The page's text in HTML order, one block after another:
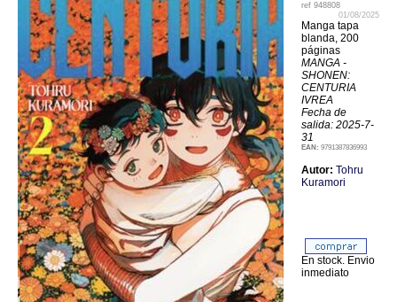
ref 948808
01/08/2025
Manga tapa
blanda, 200
páginas
MANGA -
SHONEN:
CENTURIA
IVREA
Fecha de
salida: 2025-7-
31
EAN: 9791387836993
Autor: Tohru
Kuramori
En stock. Envio
inmediato